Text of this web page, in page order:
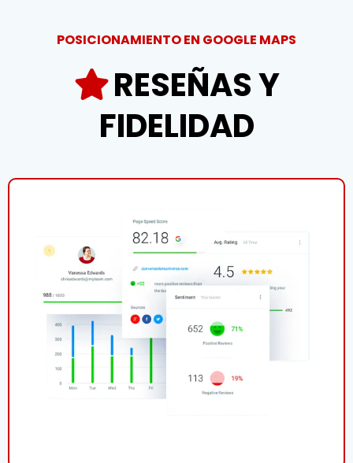
POSICIONAMIENTO EN GOOGLE MAPS
RESEÑAS Y
FIDELIDAD